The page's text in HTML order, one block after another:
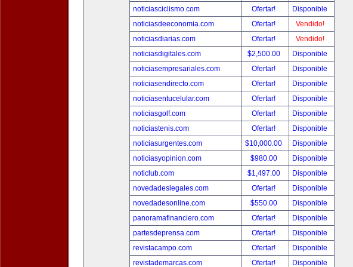
noticiasciclismo.com
Ofertar!
Disponible
noticiasdeeconomia.com
Ofertar!
Vendido!
noticiasdiarias.com
Ofertar!
Vendido!
noticiasdigitales.com
$2,500.00
Disponible
noticiasempresariales.com
Ofertar!
Disponible
noticiasendirecto.com
Ofertar!
Disponible
noticiasentucelular.com
Ofertar!
Disponible
noticiasgolf.com
Ofertar!
Disponible
noticiastenis.com
Ofertar!
Disponible
noticiasurgentes.com
$10,000.00
Disponible
noticiasyopinion.com
$980.00
Disponible
noticlub.com
$1,497.00
Disponible
novedadeslegales.com
Ofertar!
Disponible
novedadesonline.com
$550.00
Disponible
panoramafinanciero.com
Ofertar!
Disponible
partesdeprensa.com
Ofertar!
Disponible
revistacampo.com
Ofertar!
Disponible
revistademarcas.com
Ofertar!
Disponible